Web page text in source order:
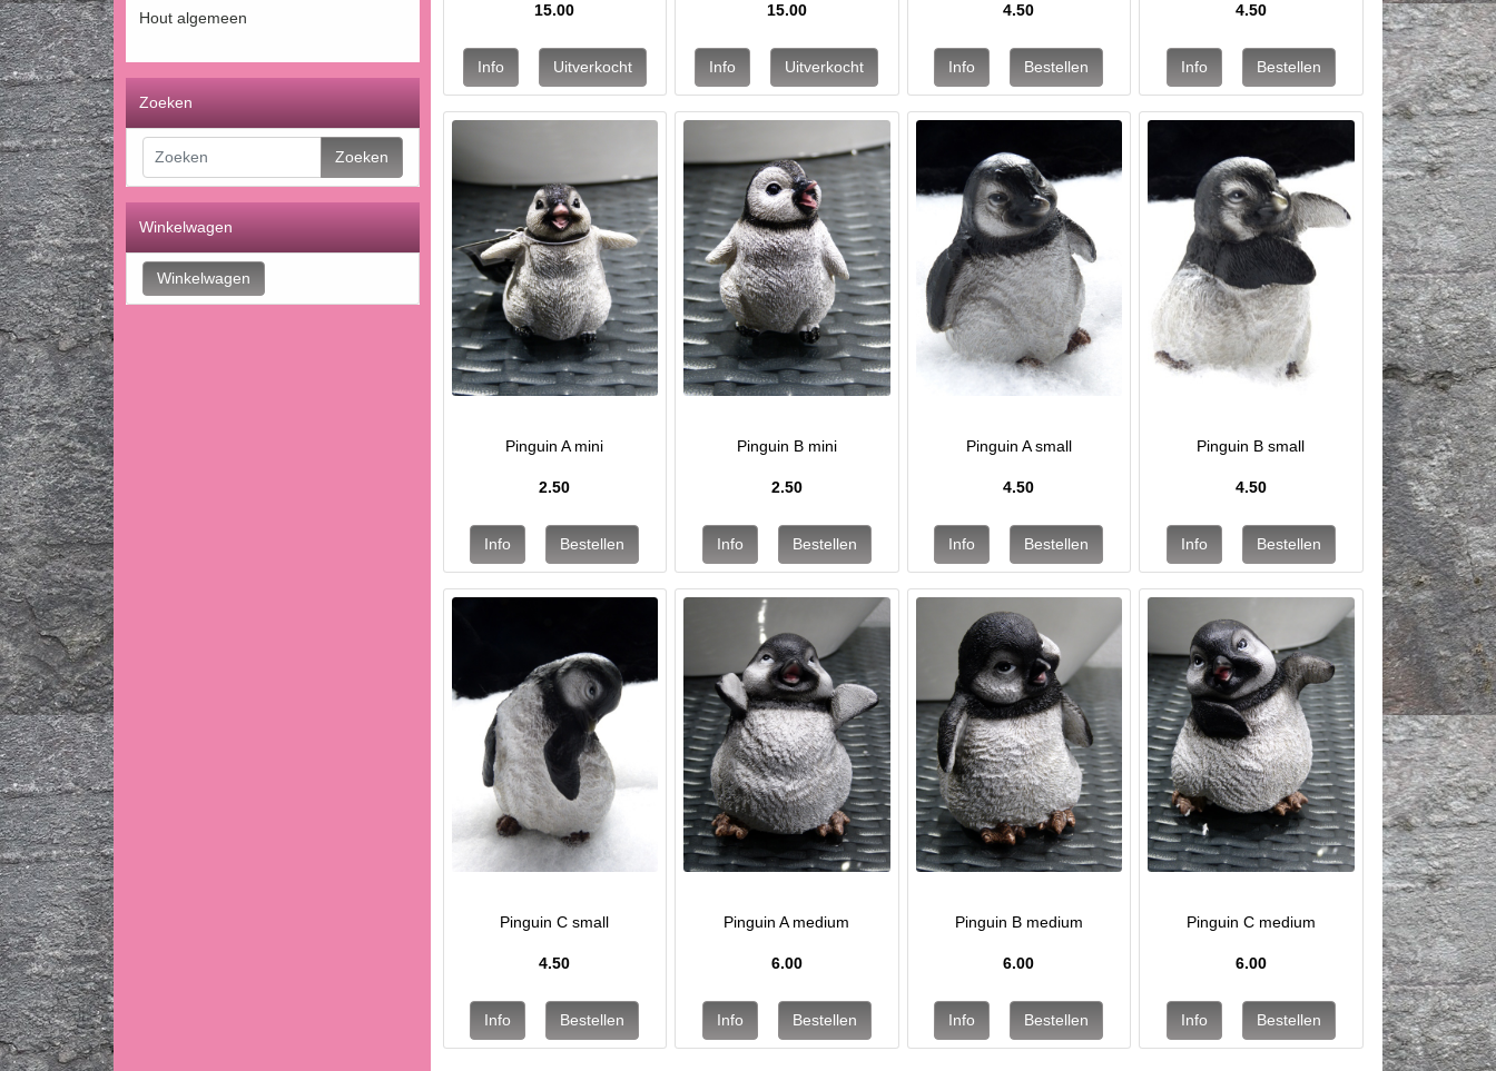
Hout algemeen
Zoeken
Zoeken
Winkelwagen
15.00 15.00 4.50 4.50
Pinguin A mini
2.50
Pinguin B mini
2.50
Pinguin A small
4.50
Pinguin B small
4.50
Pinguin C small
4.50
Pinguin A medium
6.00
Pinguin B medium
6.00
Pinguin C medium
6.00